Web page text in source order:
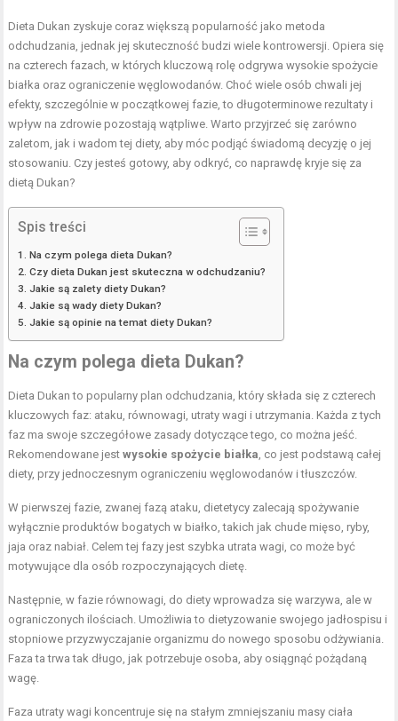
Dieta Dukan zyskuje coraz większą popularność jako metoda
odchudzania, jednak jej skuteczność budzi wiele kontrowersji. Opiera się
na czterech fazach, w których kluczową rolę odgrywa wysokie spożycie
białka oraz ograniczenie węglowodanów. Choć wiele osób chwali jej
efekty, szczególnie w początkowej fazie, to długoterminowe rezultaty i
wpływ na zdrowie pozostają wątpliwe. Warto przyjrzeć się zarówno
zaletom, jak i wadom tej diety, aby móc podjąć świadomą decyzję o jej
stosowaniu. Czy jesteś gotowy, aby odkryć, co naprawdę kryje się za
dietą Dukan?
Spis treści
Na czym polega dieta Dukan?
Czy dieta Dukan jest skuteczna w odchudzaniu?
Jakie są zalety diety Dukan?
Jakie są wady diety Dukan?
Jakie są opinie na temat diety Dukan?
Na czym polega dieta Dukan?
Dieta Dukan to popularny plan odchudzania, który składa się z czterech
kluczowych faz: ataku, równowagi, utraty wagi i utrzymania. Każda z tych
faz ma swoje szczegółowe zasady dotyczące tego, co można jeść.
Rekomendowane jestwysokie spożycie białka, co jest podstawą całej
diety, przy jednoczesnym ograniczeniu węglowodanów i tłuszczów.
W pierwszej fazie, zwanej fazą ataku, dietetycy zalecają spożywanie
wyłącznie produktów bogatych w białko, takich jak chude mięso, ryby,
jaja oraz nabiał. Celem tej fazy jest szybka utrata wagi, co może być
motywujące dla osób rozpoczynających dietę.
Następnie, w fazie równowagi, do diety wprowadza się warzywa, ale w
ograniczonych ilościach. Umożliwia to dietyzowanie swojego jadłospisu i
stopniowe przyzwyczajanie organizmu do nowego sposobu odżywiania.
Faza ta trwa tak długo, jak potrzebuje osoba, aby osiągnąć pożądaną
wagę.
Faza utraty wagi koncentruje się na stałym zmniejszaniu masy ciała